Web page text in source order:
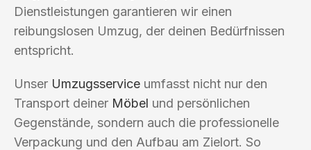
Dienstleistungen garantieren wir einen
reibungslosen Umzug, der deinen Bedürfnissen
entspricht.
Unser Umzugsservice umfasst nicht nur den
Transport deiner Möbel und persönlichen
Gegenstände, sondern auch die professionelle
Verpackung und den Aufbau am Zielort. So